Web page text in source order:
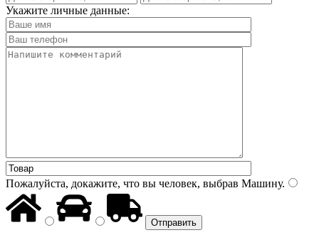
Укажите личные данные:
Пожалуйста, докажите, что вы человек, выбрав Машину.